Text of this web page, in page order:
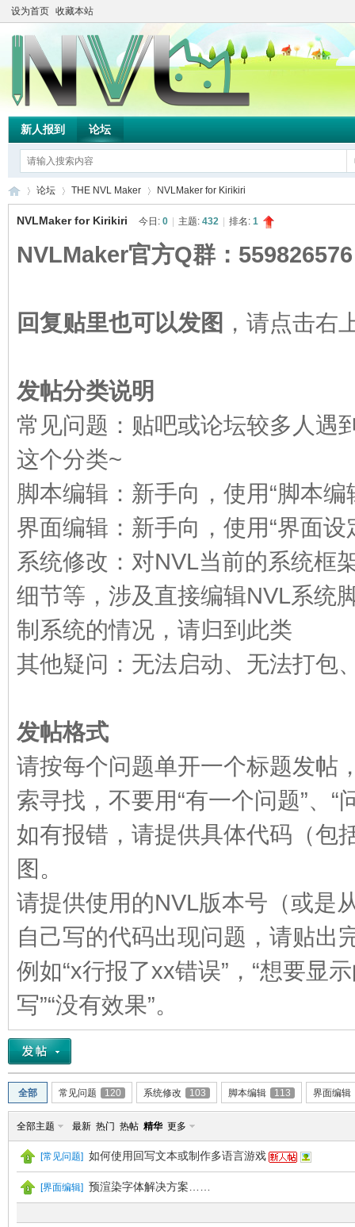
设为首页 收藏本站
新人报到 论坛
VL
»
论坛
›
THE NVL Maker
›
NVLMaker for Kirikiri
NVLMaker for Kirikiri 今日: 0 主题: 432 排名: 1
NVLMaker官方Q群：559826576
回复贴里也可以发图 ，请点击右
发帖分类说明
常见问题：贴吧或论坛较多人遇
这个分类~
脚本编辑：新手向，使用“脚本编
界面编辑：新手向，使用“界面设
系统修改：对NVL当前的系统框
细节等，涉及直接编辑NVL系统
制系统的情况，请归到此类
其他疑问：无法启动、无法打包
发帖格式
请按每个问题单开一个标题发帖
索寻找，不要用“有一个问题”、
如有报错，请提供具体代码（包
图。
请提供使用的NVL版本号（或是
自己写的代码出现问题，请贴出
例如“x行报了xx错误”，“想要显
写”“没有效果”。
全部 常见问题 120 系统修改 103 脚本编辑 113 界面编辑
全部主题 最新 热门 热帖 精华 更多
[常见问题] 如何使用回写文本或制作多语言游戏
[界面编辑] 预渲染字体解决方案……